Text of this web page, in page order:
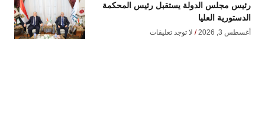
رئيس مجلس الدولة يستقبل رئيس المحكمة
الدستورية العليا
أغسطس 3, 2026 لا توجد تعليقات